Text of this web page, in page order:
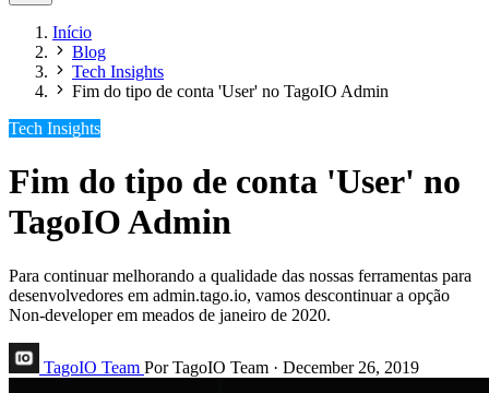
Início
Blog
Tech Insights
Fim do tipo de conta 'User' no TagoIO Admin
Tech Insights
Fim do tipo de conta 'User' no
TagoIO Admin
Para continuar melhorando a qualidade das nossas ferramentas para
desenvolvedores em admin.tago.io, vamos descontinuar a opção
Non-developer em meados de janeiro de 2020.
TagoIO Team Por TagoIO Team · December 26, 2019